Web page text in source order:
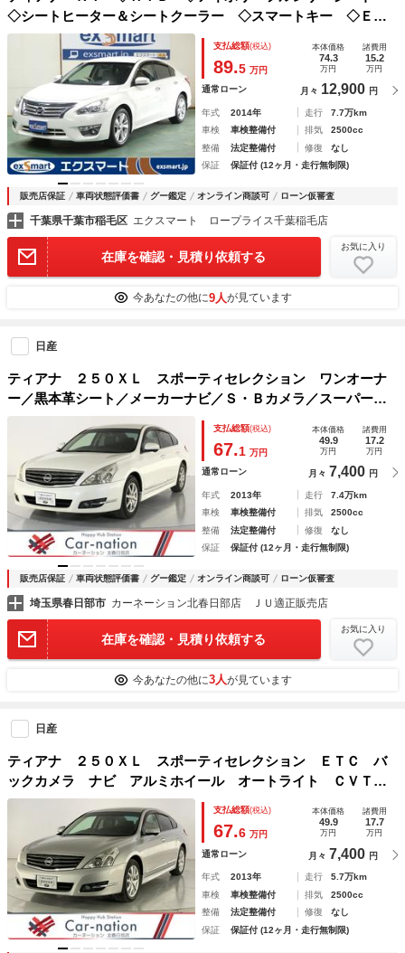
◇シートヒーター＆シートクーラー ◇スマートキー ◇ＥＴ
Ｃ ◇ナビ ◇フルセグ ◇バックカメラ ◇前後ドライブレ
コーダー ◇Ｂｌｕｅｔｏｏｔｈ ◇車検２年
支払総額(税込)
89.5 万円
本体価格
74.3
万円
諸費用
15.2
万円
通常ローン 月々 12,900 円
年式 2014年 走行
7.7万km
車検
車検整備付 排気
2500cc
整備
法定整備付 修復
なし
保証
保証付 (12ヶ月・走行無制限)
販売店保証 車両状態評価書 グー鑑定 オンライン商談可 ローン仮審査
千葉県千葉市稲毛区 エクスマート ロープライス千葉稲毛店
在庫を確認・見積り依頼する
お気に入り
今あなたの他に9人が見ています
日産
ティアナ ２５０ＸＬ スポーティセレクション ワンオーナ
ー／黒本革シート／メーカーナビ／Ｓ・Ｂカメラ／スーパーサ
ウンドシステム／Ｂｌｕｅｔｏｏｔｈ／ＥＴＣ／スマートキー
／パワーシート／パワーオットマン／プライバシーガラス／左
右独立オートエアコン
支払総額(税込)
67.1 万円
本体価格
49.9
万円
諸費用
17.2
万円
通常ローン 月々 7,400 円
年式 2013年 走行
7.4万km
車検
車検整備付 排気
2500cc
整備
法定整備付 修復
なし
保証
保証付 (12ヶ月・走行無制限)
販売店保証 車両状態評価書 グー鑑定 オンライン商談可 ローン仮審査
埼玉県春日部市 カーネーション北春日部店 ＪＵ適正販売店
在庫を確認・見積り依頼する
お気に入り
今あなたの他に3人が見ています
日産
ティアナ ２５０ＸＬ スポーティセレクション ＥＴＣ バ
ックカメラ ナビ アルミホイール オートライト ＣＶＴ
スマートキー 電動格納ミラー 盗難防止システム パワーシ
ート オットマン ＣＤ 衝突安全ボディ ＡＢＳ ＥＳＣ
エアコン
支払総額(税込)
67.6 万円
本体価格
49.9
万円
諸費用
17.7
万円
通常ローン 月々 7,400 円
年式 2013年 走行
5.7万km
車検
車検整備付 排気
2500cc
整備
法定整備付 修復
なし
保証
保証付 (12ヶ月・走行無制限)